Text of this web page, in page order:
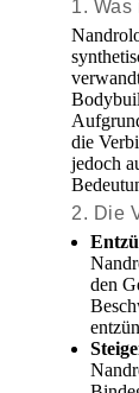
1. Was
die
jedoch
2. Die
den